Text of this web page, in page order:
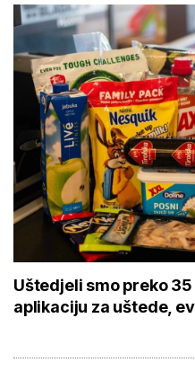
Uštedjeli smo preko
aplikaciju za uštede,